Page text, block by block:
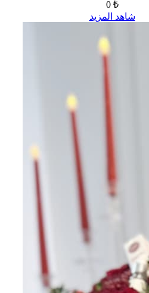
0 ₺
شاهد المزيد